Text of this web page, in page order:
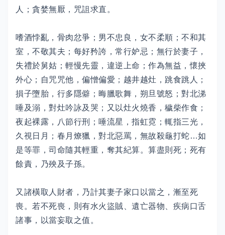
人；貪婪無厭，咒詛求直。
嗜酒悖亂，骨肉忿爭；男不忠良，女不柔順；不和其
室，不敬其夫；每好矜誇，常行妒忌；無行於妻子，
失禮於舅姑；輕慢先靈，違逆上命；作為無益，懷挾
外心；自咒咒他，偏憎偏愛；越井越灶，跳食跳人；
損子墮胎，行多隱僻；晦臘歌舞，朔旦號怒；對北涕
唾及溺，對灶吟詠及哭；又以灶火燒香，穢柴作食；
夜起裸露，八節行刑；唾流星，指虹霓；輒指三光，
久視日月；春月燎獵，對北惡罵，無故殺龜打蛇…如
是等罪，司命隨其輕重，奪其紀算。算盡則死；死有
餘責，乃殃及子孫。
又諸橫取人財者，乃計其妻子家口以當之，漸至死
喪。若不死喪，則有水火盜賊、遺亡器物、疾病口舌
諸事，以當妄取之值。